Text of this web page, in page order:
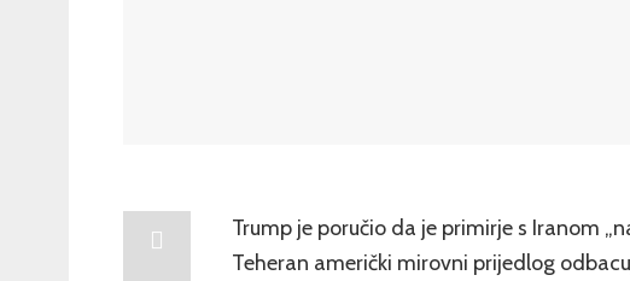
Trump je poručio da je primirje s Iranom
Teheran američki mirovni prijedlog